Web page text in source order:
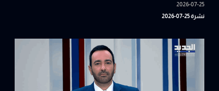
2026-07-25
نشرة 25-07-2026